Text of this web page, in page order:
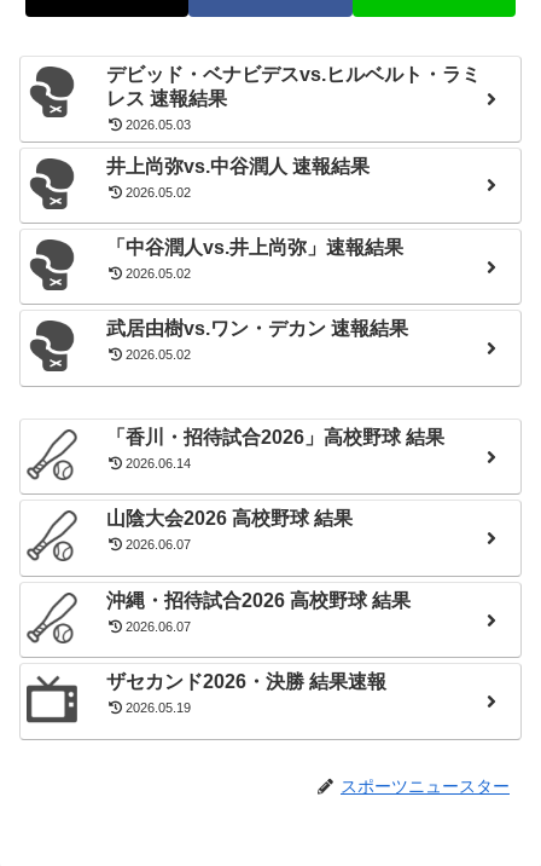
デビッド・ベナビデスvs.ヒルベルト・ラミ
レス 速報結果
2026.05.03
井上尚弥vs.中谷潤人 速報結果
2026.05.02
「中谷潤人vs.井上尚弥」速報結果
2026.05.02
武居由樹vs.ワン・デカン 速報結果
2026.05.02
「香川・招待試合2026」高校野球 結果
2026.06.14
山陰大会2026 高校野球 結果
2026.06.07
沖縄・招待試合2026 高校野球 結果
2026.06.07
ザセカンド2026・決勝 結果速報
2026.05.19
スポーツニュースター